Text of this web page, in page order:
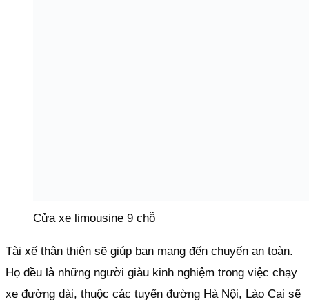
Cửa xe limousine 9 chỗ
Tài xế thân thiện sẽ giúp bạn mang đến chuyến an toàn.
Họ đều là những người giàu kinh nghiệm trong việc chạy
xe đường dài, thuộc các tuyến đường Hà Nội, Lào Cai sẽ